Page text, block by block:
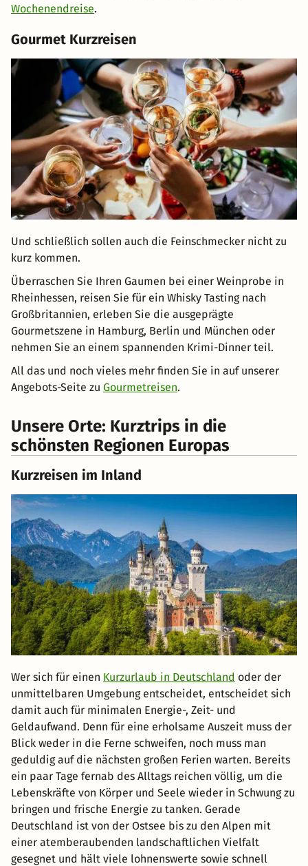
Wochenendreise.
Gourmet Kurzreisen
Und schließlich sollen auch die Feinschmecker nicht zu
kurz kommen.
Überraschen Sie Ihren Gaumen bei einer Weinprobe in
Rheinhessen, reisen Sie für ein Whisky Tasting nach
Großbritannien, erleben Sie die ausgeprägte
Gourmetszene in Hamburg, Berlin und München oder
nehmen Sie an einem spannenden Krimi-Dinner teil.
All das und noch vieles mehr finden Sie in auf unserer
Angebots-Seite zu Gourmetreisen.
Unsere Orte: Kurztrips in die
schönsten Regionen Europas
Kurzreisen im Inland
Wer sich für einen Kurzurlaub in Deutschland oder der
unmittelbaren Umgebung entscheidet, entscheidet sich
damit auch für minimalen Energie-, Zeit- und
Geldaufwand. Denn für eine erholsame Auszeit muss der
Blick weder in die Ferne schweifen, noch muss man
geduldig auf die nächsten großen Ferien warten. Bereits
ein paar Tage fernab des Alltags reichen völlig, um die
Lebenskräfte von Körper und Seele wieder in Schwung zu
bringen und frische Energie zu tanken. Gerade
Deutschland ist von der Ostsee bis zu den Alpen mit
einer atemberaubenden landschaftlichen Vielfalt
gesegnet und hält viele lohnenswerte sowie schnell